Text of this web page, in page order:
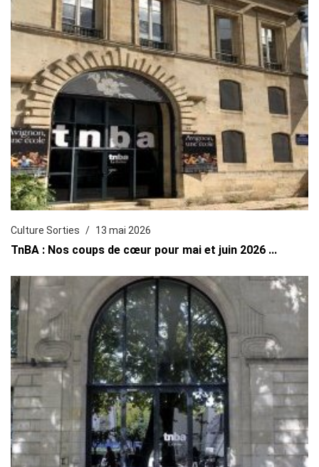
Culture Sorties 13 mai 2026
TnBA : Nos coups de cœur pour mai et juin 2026 ...